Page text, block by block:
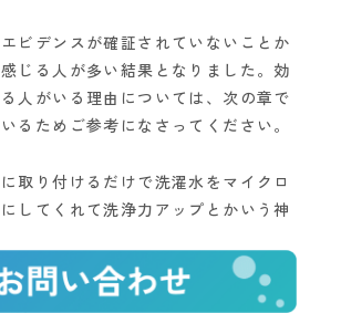
ビデンスが確証されていないことか
じる人が多い結果となりました。効
人がいる理由については、次の章で
るためご参考になさってください。
取り付けるだけで洗濯水をマイクロ
してくれて洗浄力アップとかいう神
バブルとかいうのがそもそも怪しい